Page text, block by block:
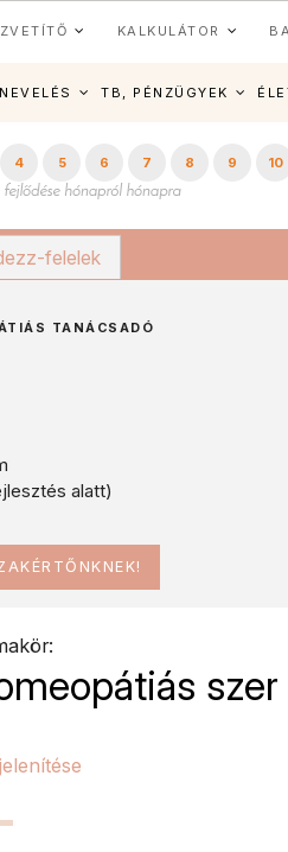
KALKULÁTOR
TB, PÉNZÜGYEK
4 5 6 7 8 9 10
felelek
TANÁCSADÓ
alatt)
szer